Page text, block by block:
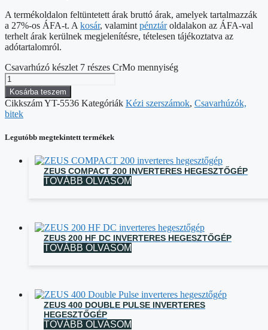
A termékoldalon feltüntetett árak bruttó árak, amelyek tartalmazzák
a 27%-os ÁFA-t. A kosár, valamint pénztároldalakon az ÁFA-val
terhelt árak kerülnek megjelenítésre, tételesen tájékoztatva az
adótartalomról.
Csavarhúzó készlet 7 részes CrMo mennyiség
Kosárba teszem
CikkszámYT-5536 Kategóriák Kézi szerszámok, Csavarhúzók,
bitek
Legutóbb megtekintett termékek
ZEUS COMPACT 200 INVERTERES HEGESZTŐGÉP
TOVÁBB OLVASOM
ZEUS 200 HF DC INVERTERES HEGESZTŐGÉP
TOVÁBB OLVASOM
ZEUS 400 DOUBLE PULSE INVERTERES
HEGESZTŐGÉP
TOVÁBB OLVASOM